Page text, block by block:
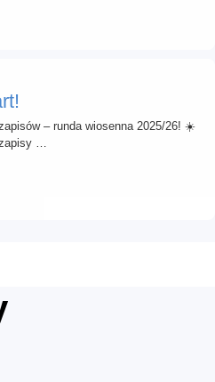
– runda wiosenna 2025/26! ☀️
…